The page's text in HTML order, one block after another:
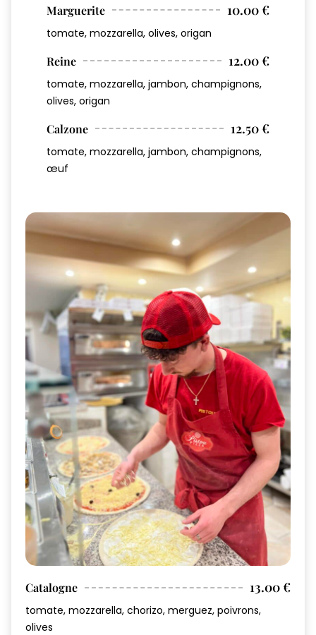
Marguerite 10.00 €
tomate, mozzarella, olives, origan
Reine 12.00 €
tomate, mozzarella, jambon, champignons,
olives, origan
Calzone 12.50 €
tomate, mozzarella, jambon, champignons,
œuf
Catalogne 13.00 €
tomate, mozzarella, chorizo, merguez, poivrons,
olives